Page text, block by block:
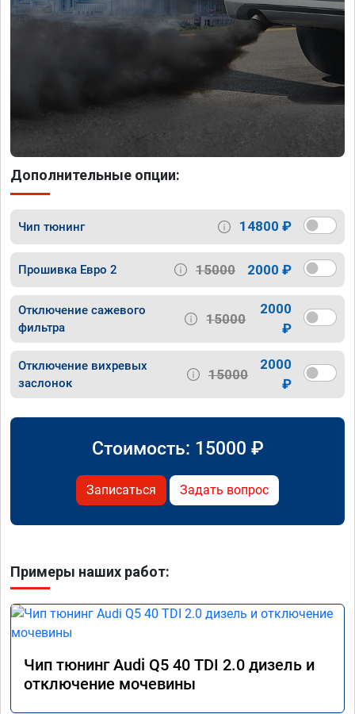
Дополнительные опции:
Чип тюнинг 14800 ₽
Прошивка Евро 2 15000 2000 ₽
Отключение сажевого
фильтра
15000
2000
₽
Отключение вихревых
заслонок
15000
2000
₽
Стоимость: 15000 ₽
Записаться Задать вопрос
Примеры наших работ:
Чип тюнинг Audi Q5 40 TDI 2.0 дизель и
отключение мочевины